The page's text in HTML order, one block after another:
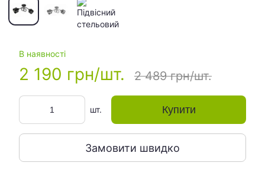
В наявності
2 190 грн/шт. 2 489 грн/шт.
шт. Купити
Замовити швидко